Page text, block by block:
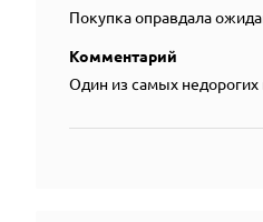
Покупка оправдала
Комментарий
Один из самых